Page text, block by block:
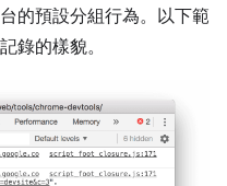
的預設分組行為。以下範
錄的樣貌。